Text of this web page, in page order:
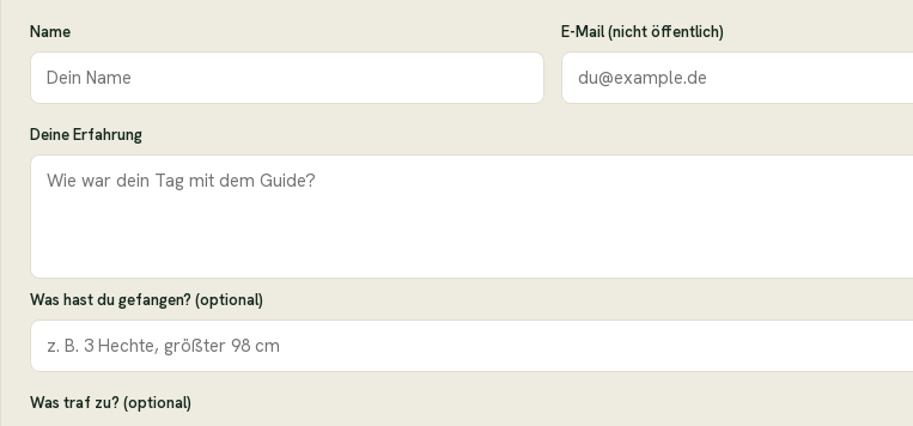
Name E-Mail (nicht öffentlich)
Deine Erfahrung
Was hast du gefangen? (optional)
Was traf zu? (optional)